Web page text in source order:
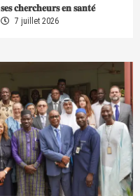
𝐬𝐞𝐬 𝐜𝐡𝐞𝐫𝐜𝐡𝐞𝐮𝐫𝐬 𝐞𝐧 𝐬𝐚𝐧𝐭𝐞́
7 juillet 2026